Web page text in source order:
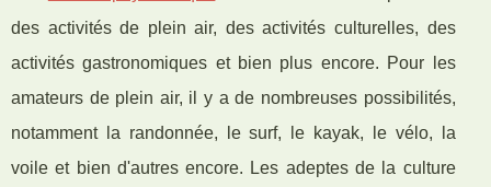
des activités de plein air, des activités culturelles, des
activités gastronomiques et bien plus encore. Pour les
amateurs de plein air, il y a de nombreuses possibilités,
notamment la randonnée, le surf, le kayak, le vélo, la
voile et bien d'autres encore. Les adeptes de la culture